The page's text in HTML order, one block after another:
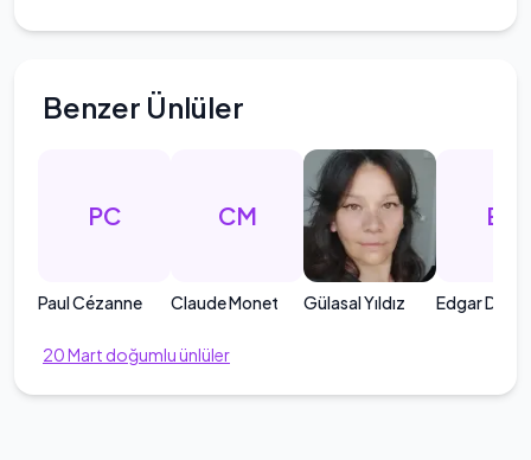
Benzer Ünlüler
PC
Paul Cézanne
CM
Claude Monet Gülasal Yıldız
ED
Edgar
20Mart doğumlu ünlüler